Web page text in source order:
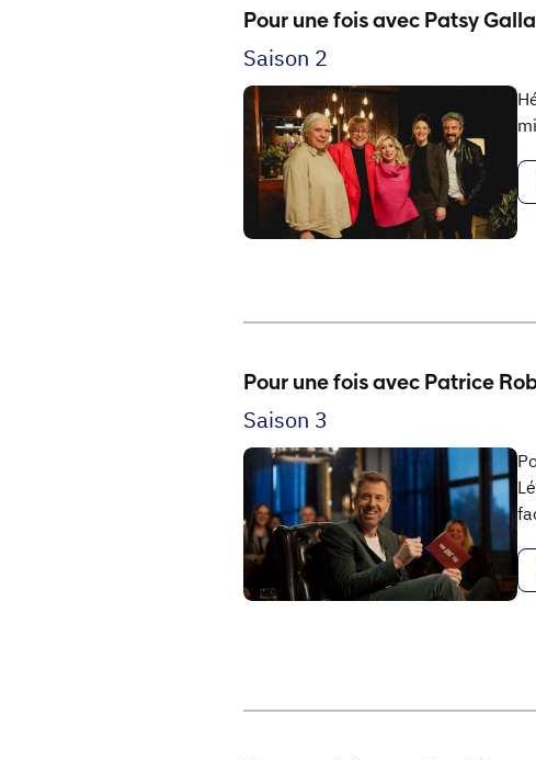
Pour une fois avec Patsy
Saison 2
Pour une fois avec Patrice
Saison 3